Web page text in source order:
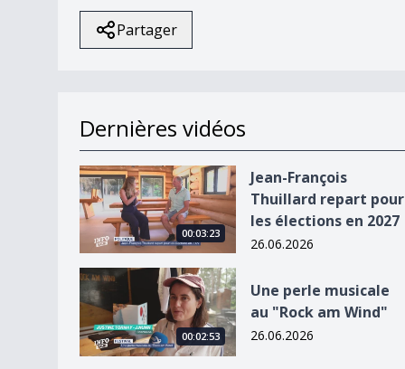
Partager
Dernières vidéos
Jean-François Thuillard repart pour les élections
00:03:23
Jean-François
Thuillard repart pour
les élections en 2027
26.06.2026
Une perle musicale au &quot;Rock am Wind&quot;
00:02:53
Une perle musicale
au "Rock am Wind"
26.06.2026